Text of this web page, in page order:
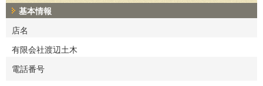
基本情報
店名
有限会社渡辺土木
電話番号